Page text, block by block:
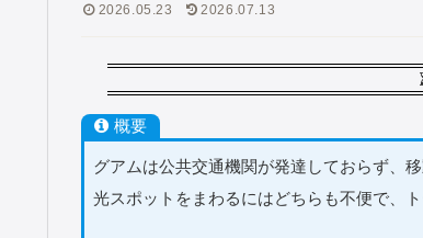
2026.05.23 2026.07.13
概要
グアムは公共交通機関が発達しておらず、
光スポットをまわるにはどちらも不便で、